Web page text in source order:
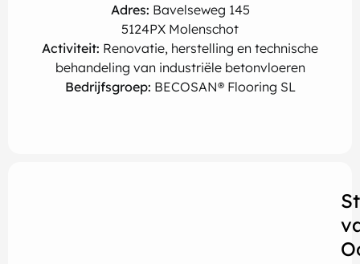
Adres: Bavelseweg 145
5124PX Molenschot
Activiteit: Renovatie, herstelling en technische
behandeling van industriële betonvloeren
Bedrijfsgroep: BECOSAN® Flooring SL